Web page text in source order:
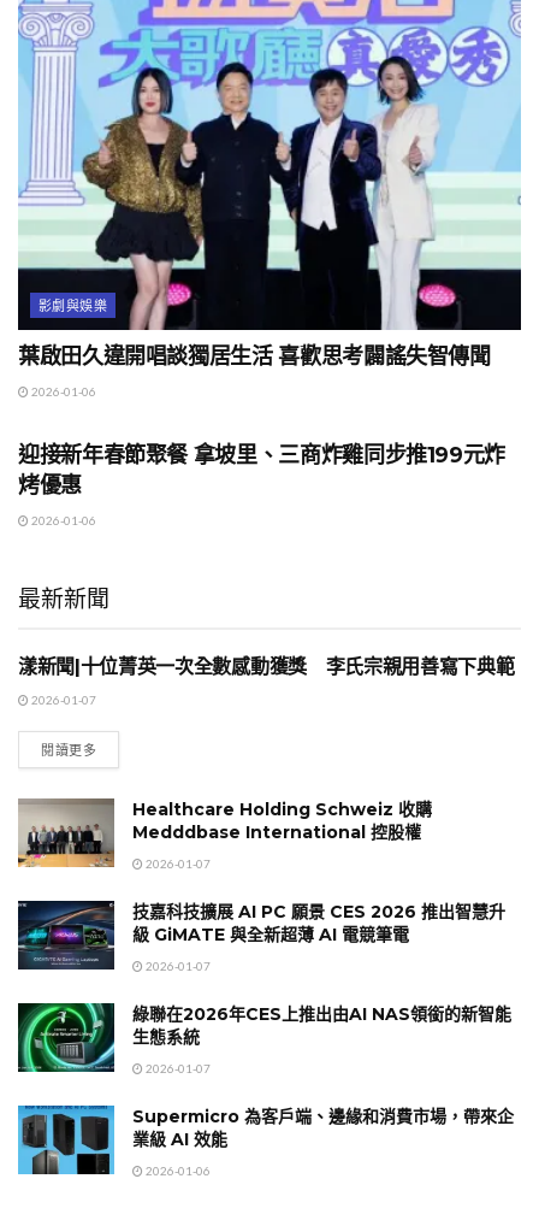
影劇與娛樂
葉啟田久違開唱談獨居生活 喜歡思考闢謠失智傳聞
2026-01-06
迎接新年春節聚餐 拿坡里、三商炸雞同步推199元炸
烤優惠
2026-01-06
最新新聞
地方時事
漾新聞|十位菁英一次全數感動獲獎 李氏宗親用善寫下典範
2026-01-07
閱讀更多
Healthcare Holding Schweiz 收購
Medddbase International 控股權
2026-01-07
技嘉科技擴展 AI PC 願景 CES 2026 推出智慧升
級 GiMATE 與全新超薄 AI 電競筆電
2026-01-07
綠聯在2026年CES上推出由AI NAS領銜的新智能
生態系統
2026-01-07
Supermicro 為客戶端、邊緣和消費市場，帶來企
業級 AI 效能
2026-01-06